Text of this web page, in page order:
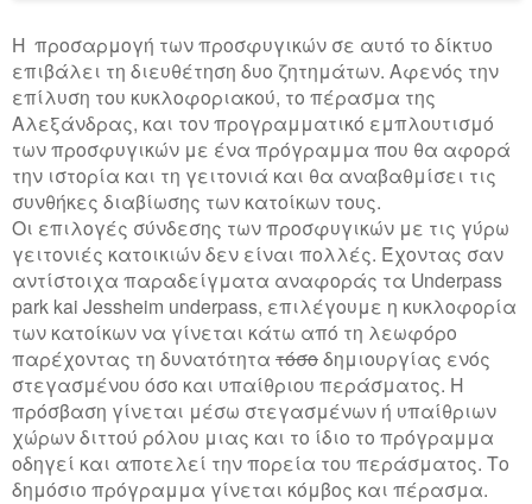
Η προσαρμογή των προσφυγικών σε αυτό το δίκτυο
επιβάλει τη διευθέτηση δυο ζητημάτων. Αφενός την
επίλυση του κυκλοφοριακού, το πέρασμα της
Αλεξάνδρας, και τον προγραμματικό εμπλουτισμό
των προσφυγικών με ένα πρόγραμμα που θα αφορά
την ιστορία και τη γειτονιά και θα αναβαθμίσει τις
συνθήκες διαβίωσης των κατοίκων τους.
Οι επιλογές σύνδεσης των προσφυγικών με τις γύρω
γειτονιές κατοικιών δεν είναι πολλές. Έχοντας σαν
αντίστοιχα παραδείγματα αναφοράς τα Underpass
park kai Jessheim underpass, επιλέγουμε η κυκλοφορία
των κατοίκων να γίνεται κάτω από τη λεωφόρο
παρέχοντας τη δυνατότητα τόσοδημιουργίας ενός
στεγασμένου όσο και υπαίθριου περάσματος. Η
πρόσβαση γίνεται μέσω στεγασμένων ή υπαίθριων
χώρων διττού ρόλου μιας και το ίδιο το πρόγραμμα
οδηγεί και αποτελεί την πορεία του περάσματος. Το
δημόσιο πρόγραμμα γίνεται κόμβος και πέρασμα.